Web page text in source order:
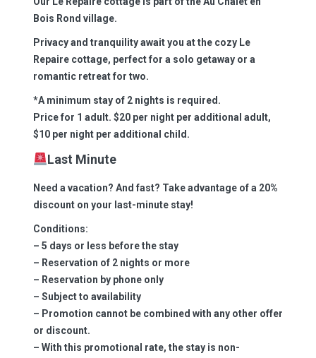
Bois Rond village.
Privacy and tranquility await you at the cozy Le
Repaire cottage, perfect for a solo getaway or a
romantic retreat for two.
*A minimum stay of 2 nights is required.
Price for 1 adult. $20 per night per additional adult,
$10 per night per additional child.
Last Minute
Need a vacation? And fast? Take advantage of a 20%
discount on your last-minute stay!
Conditions:
– 5 days or less before the stay
– Reservation of 2 nights or more
– Reservation by phone only
– Subject to availability
– Promotion cannot be combined with any other offer
or discount.
– With this promotional rate, the stay is non-